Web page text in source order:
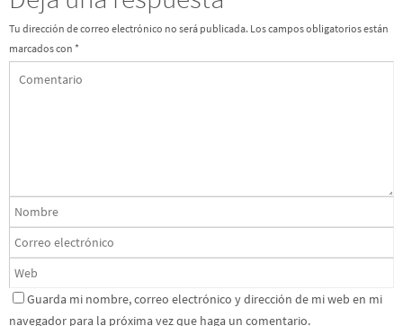
Tu dirección de correo electrónico no será publicada. Los campos obligatorios están
marcados con *
Guarda mi nombre, correo electrónico y dirección de mi web en mi
navegador para la próxima vez que haga un comentario.